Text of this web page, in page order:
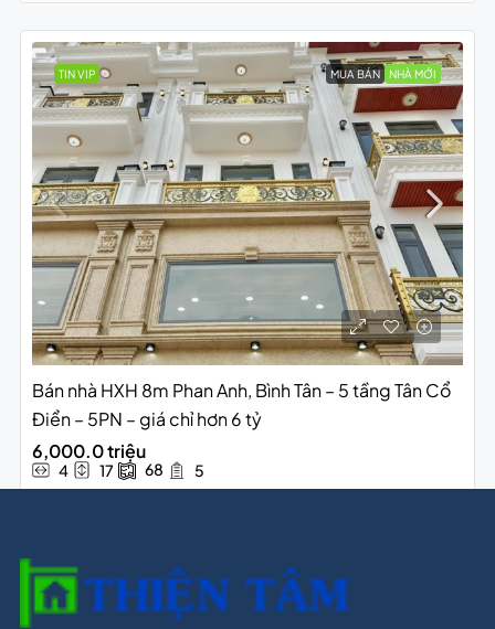
TIN VIP MUA BÁN NHÀ MỚI
Bán nhà HXH 8m Phan Anh, Bình Tân – 5 tầng Tân Cổ
Điển – 5PN – giá chỉ hơn 6 tỷ
6,000.0 triệu
4 17 68 5